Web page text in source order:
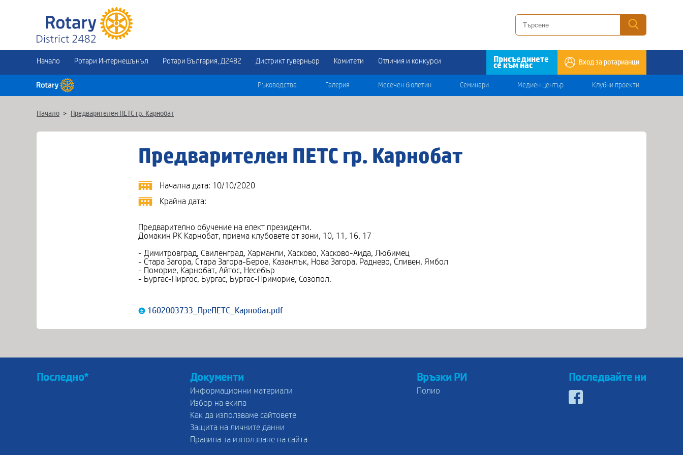
Начало Ротари Интернешънъл Ротари България, Д2482 Дистрикт гуверньор Комитети Отличия и конкурси Присъединете
се към нас Вход за ротарианци
Ръководства Галерия Месечен бюлетин Семинари Медиен център Клубни проекти
Начало > Предварителен ПЕТС гр. Карнобат
Предварителен ПЕТС гр. Карнобат
Начална дата: 10/10/2020
Крайна дата:
Предварително обучение на елект президенти.
Домакин РК Карнобат, приема клубовете от зони, 10, 11, 16, 17
- Димитровград, Свиленград, Харманли, Хасково, Хасково-Аида, Любимец
- Стара Загора, Стара Загора-Берое, Казанлък, Нова Загора, Раднево, Сливен, Ямбол
- Поморие, Карнобат, Айтос, Несебър
- Бургас-Пиргос, Бургас, Бургас-Приморие, Созопол.
1602003733_ПреПЕТС_Карнобат.pdf
Последно* Документи
Информационни материали
Избор на екипа
Как да използваме сайтовете
Защита на личните данни
Правила за използване на сайта
Връзки РИ
Полио
Последвайте ни